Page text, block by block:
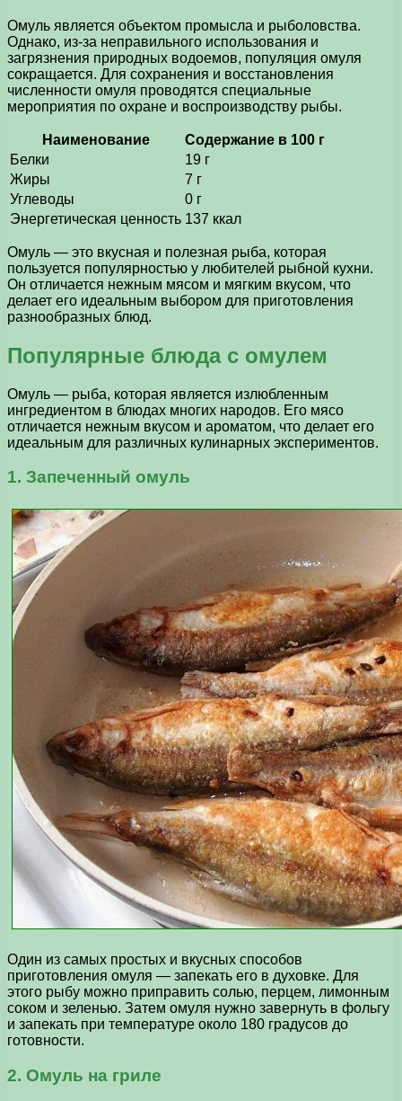
Омуль является объектом промысла и рыболовства.
Однако, из-за неправильного использования и
загрязнения природных водоемов, популяция омуля
сокращается. Для сохранения и восстановления
численности омуля проводятся специальные
мероприятия по охране и воспроизводству рыбы.
Наименование
Содержание в 100 г
Белки
19 г
Жиры
7 г
Углеводы
0 г
Энергетическая ценность 137 ккал
Омуль — это вкусная и полезная рыба, которая
пользуется популярностью у любителей рыбной кухни.
Он отличается нежным мясом и мягким вкусом, что
делает его идеальным выбором для приготовления
разнообразных блюд.
Популярные блюда с омулем
Омуль — рыба, которая является излюбленным
ингредиентом в блюдах многих народов. Его мясо
отличается нежным вкусом и ароматом, что делает его
идеальным для различных кулинарных экспериментов.
1. Запеченный омуль
Один из самых простых и вкусных способов
приготовления омуля — запекать его в духовке. Для
этого рыбу можно приправить солью, перцем, лимонным
соком и зеленью. Затем омуля нужно завернуть в фольгу
и запекать при температуре около 180 градусов до
готовности.
2. Омуль на гриле